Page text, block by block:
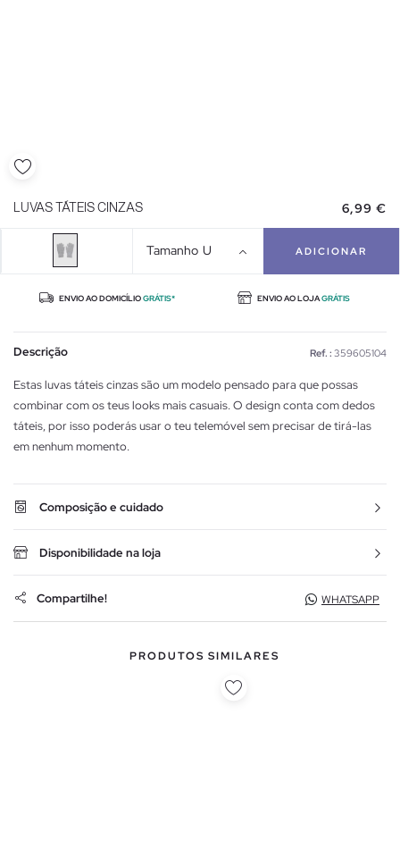
LUVAS TÁTEIS CINZAS 6,99 €
Tamanho U ADICIONAR
ENVIO AO DOMICÍLIOGRÁTIS* ENVIO AO LOJAGRÁTIS
Descrição Ref. : 359605104
Estas luvas táteis cinzas são um modelo pensado para que possas
combinar com os teus looks mais casuais. O design conta com dedos
táteis, por isso poderás usar o teu telemóvel sem precisar de tirá-las
em nenhum momento.
Composição e cuidado
Disponibilidade na loja
Compartilhe! WHATSAPP
PRODUTOS SIMILARES